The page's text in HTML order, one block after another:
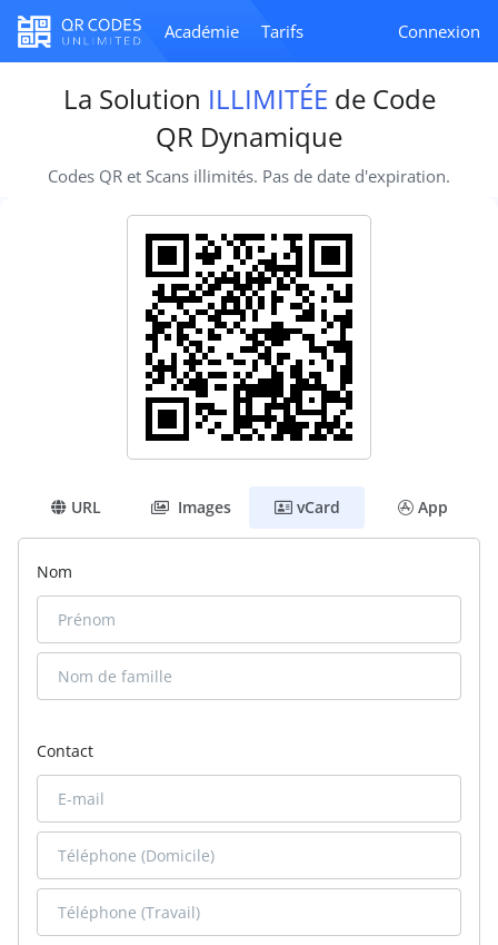
Académie Tarifs Connexion
La Solution ILLIMITÉE de Code
QR Dynamique
Codes QR et Scans illimités. Pas de date d'expiration.
URL Images vCard App
Nom
Contact